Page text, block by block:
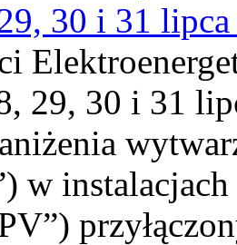
30 i 31
29, 30 i 31
w